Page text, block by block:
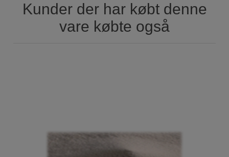
Kunder der har købt denne
vare købte også